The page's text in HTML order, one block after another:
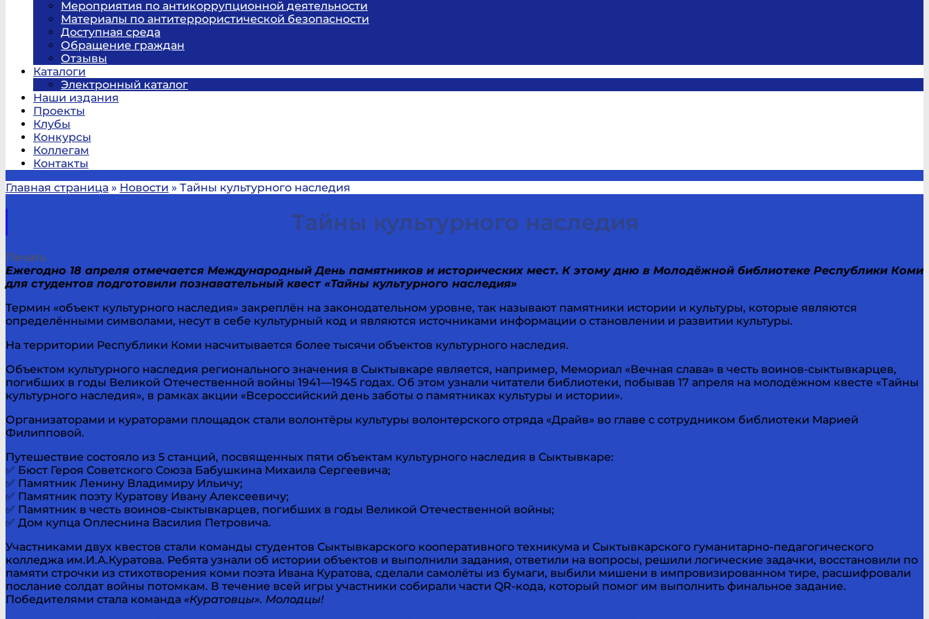
Мероприятия по антикоррупционной деятельности
Материалы по антитеррористической безопасности
Доступная среда
Обращение граждан
Отзывы
Каталоги
Электронный каталог
Наши издания
Проекты
Клубы
Конкурсы
Коллегам
Контакты
Главная страница » Новости » Тайны культурного наследия
Тайны культурного наследия
Печать
Ежегодно 18 апреля отмечается Международный День памятников и исторических мест. К этому дню в Молодёжной библиотеке Республики Коми
для студентов подготовили познавательный квест «Тайны культурного наследия»
Термин «объект культурного наследия» закреплён на законодательном уровне, так называют памятники истории и культуры, которые являются
определёнными символами, несут в себе культурный код и являются источниками информации о становлении и развитии культуры.
На территории Республики Коми насчитывается более тысячи объектов культурного наследия.
Объектом культурного наследия регионального значения в Сыктывкаре является, например, Мемориал «Вечная слава» в честь воинов-сыктывкарцев,
погибших в годы Великой Отечественной войны 1941—1945 годах. Об этом узнали читатели библиотеки, побывав 17 апреля на молодёжном квесте «Тайны
культурного наследия», в рамках акции «Всероссийский день заботы о памятниках культуры и истории».
Организаторами и кураторами площадок стали волонтёры культуры волонтерского отряда «Драйв» во главе с сотрудником библиотеки Марией
Филипповой.
Путешествие состояло из 5 станций, посвященных пяти объектам культурного наследия в Сыктывкаре:
✅ Бюст Героя Советского Союза Бабушкина Михаила Сергеевича;
✅ Памятник Ленину Владимиру Ильичу;
✅ Памятник поэту Куратову Ивану Алексеевичу;
✅ Памятник в честь воинов-сыктывкарцев, погибших в годы Великой Отечественной войны;
✅ Дом купца Оплеснина Василия Петровича.
Участниками двух квестов стали команды студентов Сыктывкарского кооперативного техникума и Сыктывкарского гуманитарно-педагогического
колледжа им.И.А.Куратова. Ребята узнали об истории объектов и выполнили задания, ответили на вопросы, решили логические задачки, восстановили по
памяти строчки из стихотворения коми поэта Ивана Куратова, сделали самолёты из бумаги, выбили мишени в импровизированном тире, расшифровали
послание солдат войны потомкам. В течение всей игры участники собирали части QR-кода, который помог им выполнить финальное задание.
Победителями стала команда «Куратовцы». Молодцы!